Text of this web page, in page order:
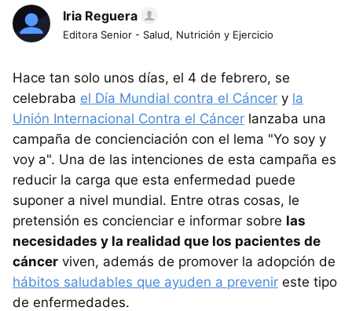
Iria Reguera
Editora Senior - Salud, Nutrición y Ejercicio
Hace tan solo unos días, el 4 de febrero, se
celebraba el Día Mundial contra el Cáncer y la
Unión Internacional Contra el Cáncer lanzaba una
campaña de concienciación con el lema "Yo soy y
voy a". Una de las intenciones de esta campaña es
reducir la carga que esta enfermedad puede
suponer a nivel mundial. Entre otras cosas, le
pretensión es concienciar e informar sobre las
necesidades y la realidad que los pacientes de
cáncer viven, además de promover la adopción de
hábitos saludables que ayuden a prevenir este tipo
de enfermedades.